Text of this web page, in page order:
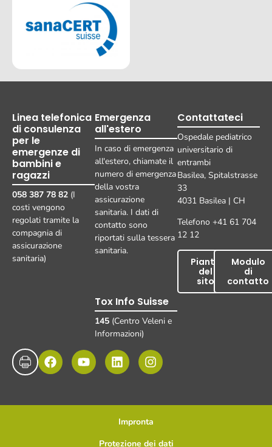
Linea telefonica
di consulenza
per le
emergenze di
bambini e
ragazzi
058 387 78 82 (I
costi vengono
regolati tramite la
compagnia di
assicurazione
sanitaria)
Emergenza
all'estero
In caso di emergenza
all'estero, chiamate il
numero di emergenza
della vostra
assicurazione
sanitaria. I dati di
contatto sono
riportati sulla tessera
sanitaria.
Tox Info Suisse
145 (Centro Veleni e
Informazioni)
Contattateci
Ospedale pediatrico
universitario di
entrambi
Basilea, Spitalstrasse
33
4031 Basilea | CH
Telefono +41 61 704
12 12
Pianta
del
sito
Modulo
di
contatto
Impronta
Protezione dei dati